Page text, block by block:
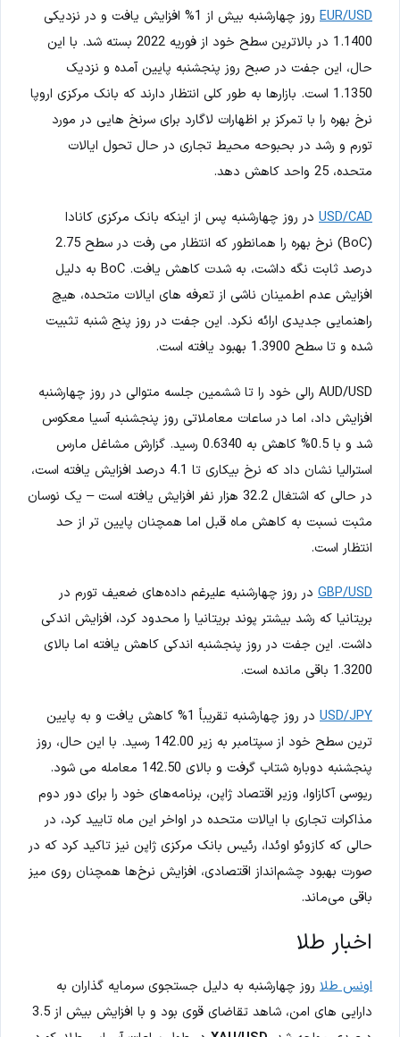
EUR/USD
روز چهارشنبه بیش از 1% افزایش یافت و در نزدیکی
1.1400 در بالاترین سطح خود از فوریه 2022 بسته شد. با این
حال، این جفت در صبح روز پنجشنبه پایین آمده و نزدیک
1.1350 است. بازارها به طور کلی انتظار دارند که بانک مرکزی اروپا
نرخ بهره را با تمرکز بر اظهارات لاگارد برای سرنخ هایی در مورد
تورم و رشد در بحبوحه محیط تجاری در حال تحول ایالات
متحده، 25 واحد کاهش دهد.
USD/CAD در روز چهارشنبه پس از اینکه بانک مرکزی کانادا
(BoC) نرخ بهره را همانطور که انتظار می رفت در سطح 2.75
درصد ثابت نگه داشت، به شدت کاهش یافت. BoC به دلیل
افزایش عدم اطمینان ناشی از تعرفه های ایالات متحده، هیچ
راهنمایی جدیدی ارائه نکرد. این جفت در روز پنج شنبه تثبیت
شده و تا سطح 1.3900 بهبود یافته است.
AUD/USD رالی خود را تا ششمین جلسه متوالی در روز چهارشنبه
افزایش داد، اما در ساعات معاملاتی روز پنجشنبه آسیا معکوس
شد و با 0.5% کاهش به 0.6340 رسید. گزارش مشاغل مارس
استرالیا نشان داد که نرخ بیکاری تا 4.1 درصد افزایش یافته است،
در حالی که اشتغال 32.2 هزار نفر افزایش یافته است – یک نوسان
مثبت نسبت به کاهش ماه قبل اما همچنان پایین تر از حد
انتظار است.
GBP/USD در روز چهارشنبه علیرغم داده‌های ضعیف تورم در
بریتانیا که رشد بیشتر پوند بریتانیا را محدود کرد، افزایش اندکی
داشت. این جفت در روز پنجشنبه اندکی کاهش یافته اما بالای
1.3200 باقی مانده است.
USD/JPY
در روز چهارشنبه تقریباً 1% کاهش یافت و به پایین
ترین سطح خود از سپتامبر به زیر 142.00 رسید. با این حال، روز
پنجشنبه دوباره شتاب گرفت و بالای 142.50 معامله می شود.
ریوسی آکازاوا، وزیر اقتصاد ژاپن، برنامه‌های خود را برای دور دوم
مذاکرات تجاری با ایالات متحده در اواخر این ماه تایید کرد، در
حالی که کازوئو اوئدا، رئیس بانک مرکزی ژاپن نیز تاکید کرد که در
صورت بهبود چشم‌انداز اقتصادی، افزایش نرخ‌ها همچنان روی میز
باقی می‌ماند.
اخبار طلا
اونس طلا روز چهارشنبه به دلیل جستجوی سرمایه گذاران به
دارایی های امن، شاهد تقاضای قوی بود و با افزایش بیش از 3.5